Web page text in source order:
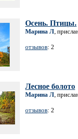
Осень. Птицы.
Марина Л,
отзывов: 2
Лесное болото
Марина Л,
отзывов: 2